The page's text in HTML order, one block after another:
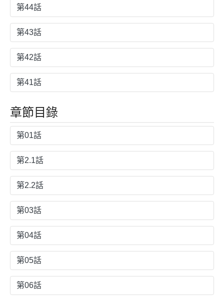
第44話
第43話
第42話
第41話
章節目錄
第01話
第2.1話
第2.2話
第03話
第04話
第05話
第06話